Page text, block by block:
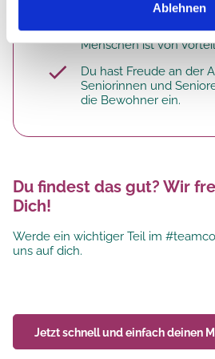
Ablehnen
Deine Erfahrung im
sowie in der Betreuung
Menschen ist von Vorteil
Du hast Freude an der
Seniorinnen und
die Bewohner ein.
Du findest das gut? Wir
Dich!
Werde ein wichtiger Teil im
uns auf dich.
Jetzt schnell und einfach deinen